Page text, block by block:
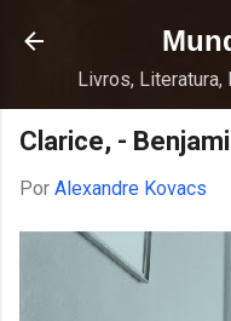
Pular
Livros, Literatura,
Clarice, -
Por Alexandre Kovacs